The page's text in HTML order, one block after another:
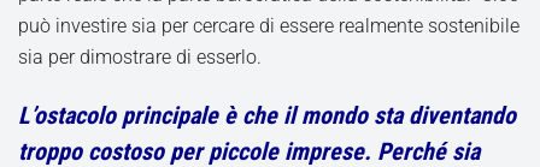
può investire sia per cercare di essere realmente sostenibile
sia per dimostrare di esserlo.
L’ostacolo principale è che il mondo sta diventando
troppo costoso per piccole imprese. Perché sia